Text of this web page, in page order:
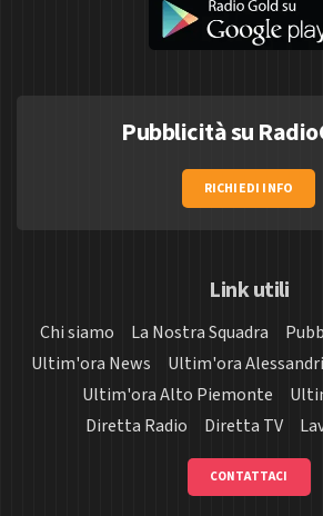
Pubblicità su
RICHIEDI INFO
Link utili
Chi siamo La Nostra Squadra
Ultim'ora News
Ultim'ora
Ultim'ora Alto Piemonte
Diretta Radio
Diretta TV
CONTATTACI